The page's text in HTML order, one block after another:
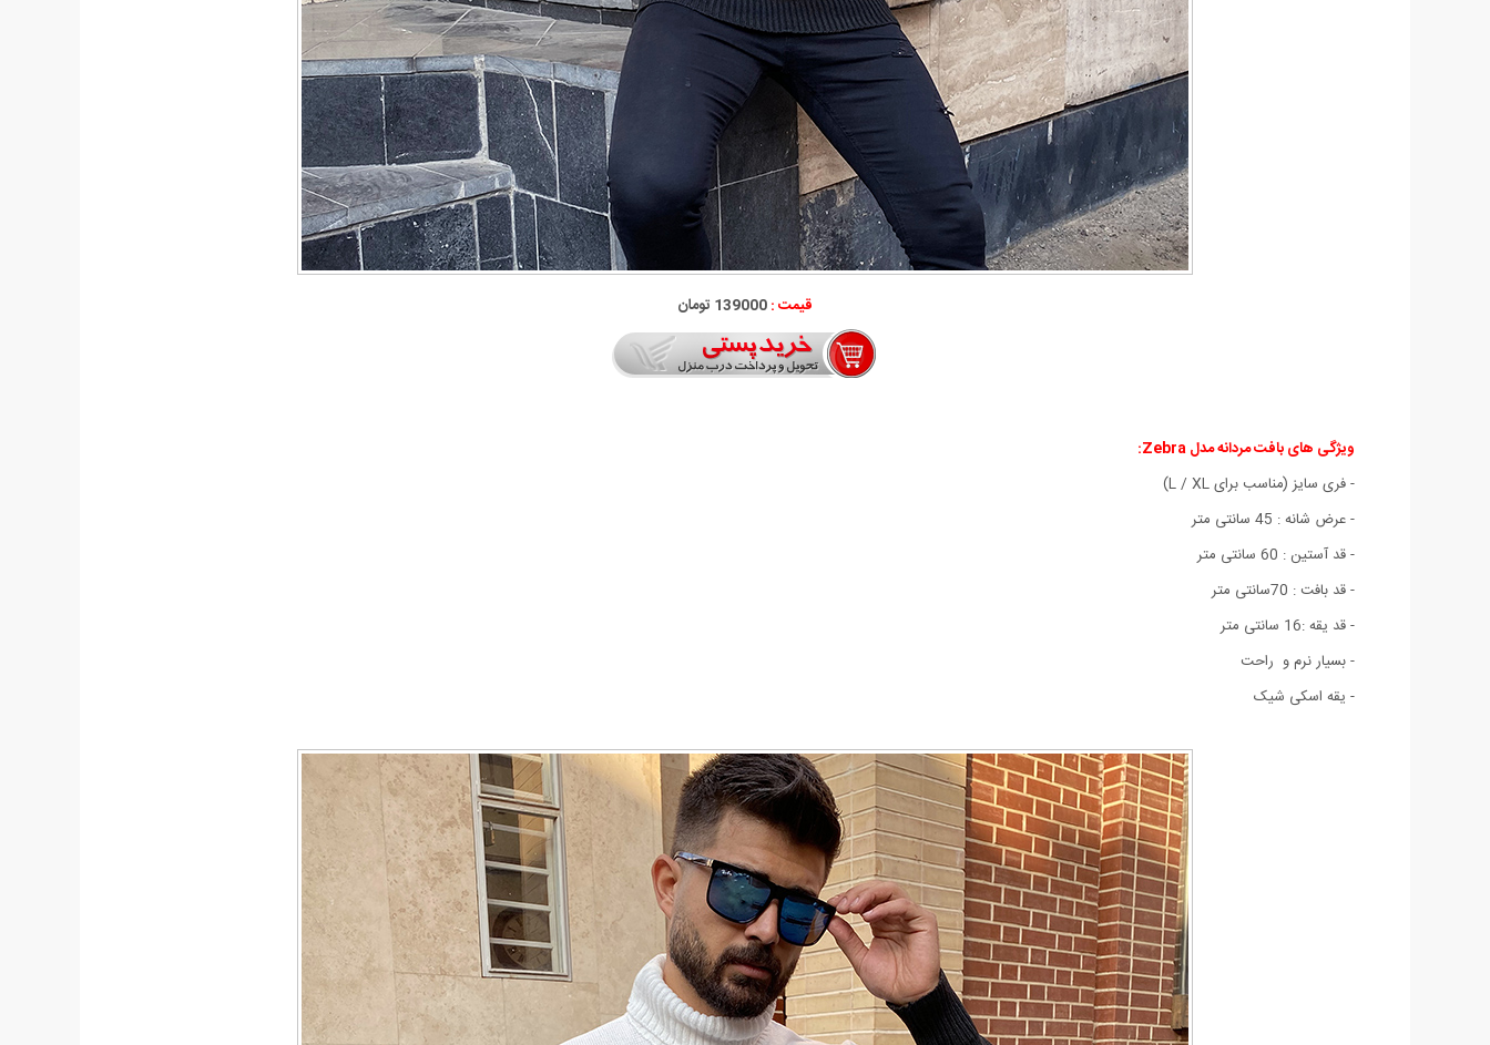
قیمت :139000 تومان
ویژگی هایبافت مردانه مدل Zebra
:
- فری سایز (مناسب برای L / XL)
- عرض شانه : 45 سانتی متر
- قد آستین : 60 سانتی متر
- قد بافت : 70سانتی متر
- قد یقه :16 سانتی متر
- بسيار نرم و راحت
- یقه اسکی شیک